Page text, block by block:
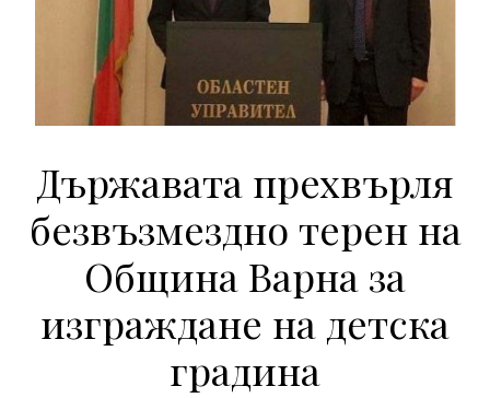
Държавата прехвърля
безвъзмездно терен на
Община Варна за
изграждане на детска
градина